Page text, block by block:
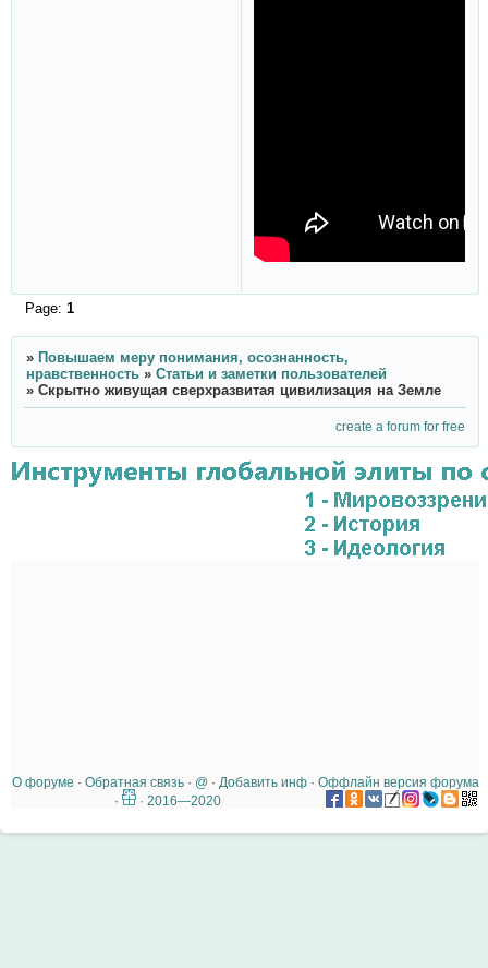
Page: 1
» Повышаем меру понимания, осознанность,
нравственность » Статьи и заметки пользователей
» Скрытно живущая сверхразвитая цивилизация на Земле
create a forum for free
О форуме · Обратная связь· @ · Добавить инф· Оффлайн версия форума
·
· 2016—2020